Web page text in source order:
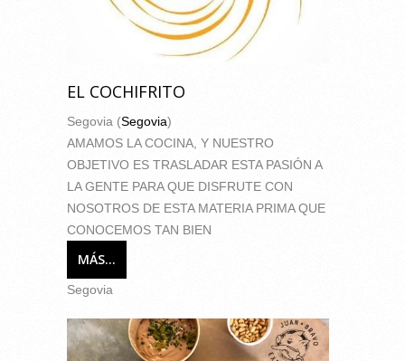
EL COCHIFRITO
Segovia (Segovia)
AMAMOS LA COCINA, Y NUESTRO
OBJETIVO ES TRASLADAR ESTA PASIÓN A
LA GENTE PARA QUE DISFRUTE CON
NOSOTROS DE ESTA MATERIA PRIMA QUE
CONOCEMOS TAN BIEN
MÁS...
Segovia